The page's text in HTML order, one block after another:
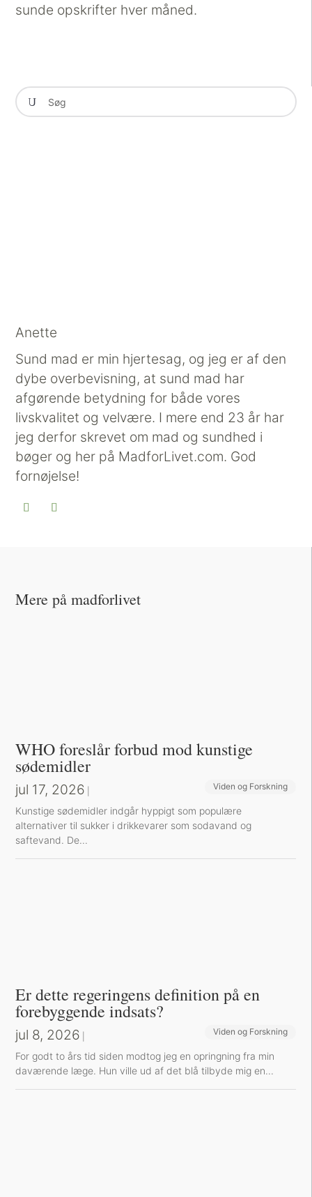
sunde opskrifter hver måned.
Anette
Sund mad er min hjertesag, og jeg er af den
dybe overbevisning, at sund mad har
afgørende betydning for både vores
livskvalitet og velvære. I mere end 23 år har
jeg derfor skrevet om mad og sundhed i
bøger og her på MadforLivet.com. God
fornøjelse!
Mere på madforlivet
WHO foreslår forbud mod kunstige
sødemidler
jul 17, 2026 Viden og Forskning
Kunstige sødemidler indgår hyppigt som populære
alternativer til sukker i drikkevarer som sodavand og
saftevand. De...
Er dette regeringens definition på en
forebyggende indsats?
jul 8, 2026 Viden og Forskning
For godt to års tid siden modtog jeg en opringning fra min
daværende læge. Hun ville ud af det blå tilbyde mig en...